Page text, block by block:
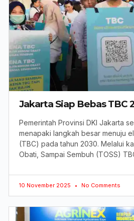
Jakarta Siap Bebas TBC
Pemerintah Provinsi DKI Jakarta
menapaki langkah besar menuju
(TBC) pada tahun 2030. Melalui
Obati, Sampai Sembuh (TOSS)
10 November 2025 No Comments